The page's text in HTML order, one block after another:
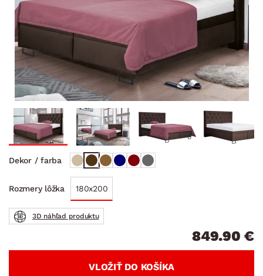
Dekor / farba
Rozmery lôžka 180x200
3D náhľad produktu
849.90 €
VLOŽIŤ DO KOŠÍKA